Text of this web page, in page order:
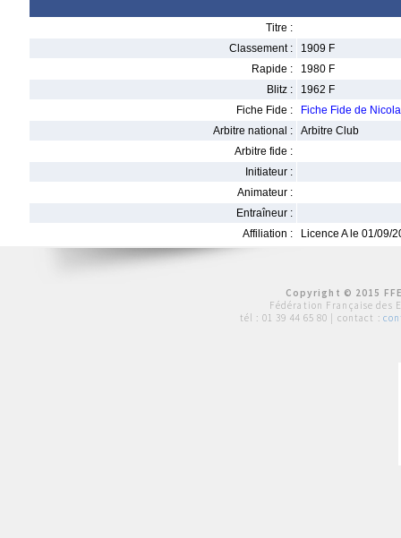
Titre :
Classement :
1909 F
Rapide :
1980 F
Blitz :
1962 F
Fiche Fide :
Fiche Fide de
Arbitre national :
Arbitre Club
Arbitre fide :
Initiateur :
Animateur :
Entraîneur :
Affiliation :
Licence A le 01/09/
Copyright © 2015
Fédération Française des
tél : 01 39 44 65 80 | contact :